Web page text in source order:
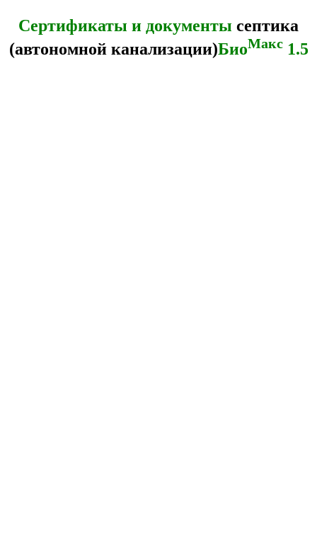
Сертификаты и документы септика
(автономной канализации)БиоМакс1.5